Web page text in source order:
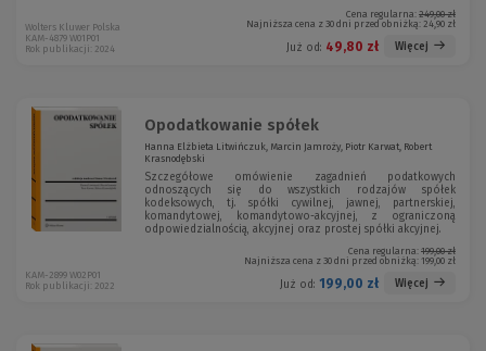
Cena regularna: 249,00 zł
Najniższa cena z 30 dni przed obniżką: 24,90 zł
Już od: 49,80 zł Więcej
Wolters Kluwer Polska
KAM-4879 W01P01
Rok publikacji: 2024
Opodatkowanie spółek
Hanna Elżbieta Litwińczuk, Marcin Jamroży, Piotr Karwat, Robert
Krasnodębski
Szczegółowe omówienie zagadnień podatkowych
odnoszących się do wszystkich rodzajów spółek
kodeksowych, tj. spółki cywilnej, jawnej, partnerskiej,
komandytowej, komandytowo-akcyjnej, z ograniczoną
odpowiedzialnością, akcyjnej oraz prostej spółki akcyjnej.
Cena regularna: 199,00 zł
Najniższa cena z 30 dni przed obniżką: 199,00 zł
Już od: 199,00 zł Więcej
KAM-2899 W02P01
Rok publikacji: 2022